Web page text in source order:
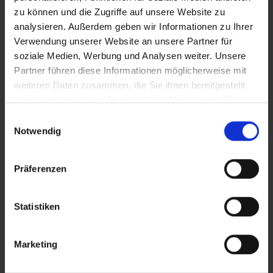
zu können und die Zugriffe auf unsere Website zu
analysieren. Außerdem geben wir Informationen zu Ihrer
Verwendung unserer Website an unsere Partner für
soziale Medien, Werbung und Analysen weiter. Unsere
Partner führen diese Informationen möglicherweise mit
weiteren Daten zusammen, die Sie ihnen bereitgestellt
Notwendig
Präferenzen
Statistiken
Marketing
Industria e produzione:Per i sistemi di
controllo e le macchine di produzione che
devono funzionare in modo inalterato per
anni.
Tecnologia medica:ideale per i
dispositivi medici che richiedono un
Per le infrastrutture critiche che richiedono
i massimi livelli di sicurezza e conformità
registratori di cassa e insegne digitali che